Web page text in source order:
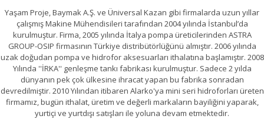
Yaşam Proje, Baymak A.Ş. ve Üniversal Kazan gibi firmalarda uzun yıllar
çalışmış Makine Mühendisileri tarafından 2004 yılında İstanbul’da
kurulmuştur. Firma, 2005 yılında İtalya pompa üreticilerinden ASTRA
GROUP-OSIP firmasının Türkiye distribütörlüğünü almıştır. 2006 yılında
uzak doğudan pompa ve hidrofor aksesuarları ithalatına başlamıştır. 2008
Yılında ''İRKA'' genleşme tankı fabrikası kurulmuştur. Sadece 2 yılda
dünyanın pek çok ülkesine ihracat yapan bu fabrika sonradan
devredilmiştir. 2010 Yılından itibaren Alarko'ya mini seri hidroforları üreten
firmamız, bugün ithalat, üretim ve değerli markaların bayiliğini yaparak,
yurtiçi ve yurtdışı satışları ile yoluna devam etmektedir.